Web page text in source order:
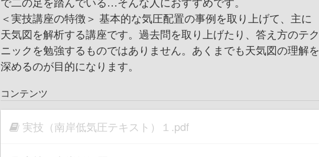
＜実技講座の特徴＞ 基本的な気圧配置の事例を取り上げて、主に
天気図を解析する講座です。過去問を取り上げたり、答え方のテク
ニックを勉強するものではありません。あくまでも天気図の理解を
深めるのが目的になります。
コンテンツ
実技（南岸低気圧テキスト）１.pdf